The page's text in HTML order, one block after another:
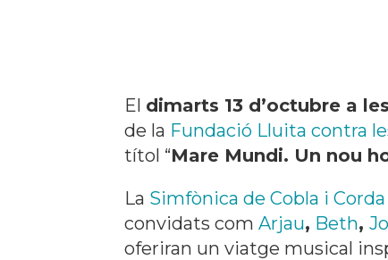
El dimarts 13 d’octubre a
de la Fundació Lluita contra
títol “Mare Mundi. Un nou
La Simfònica de Cobla i
convidats comArjau, Beth,
oferiran un viatge musical